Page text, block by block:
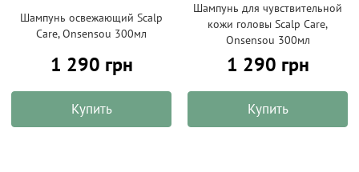
Шампунь освежающий Scalp
Care, Onsensou 300мл
1 290 грн
Купить
Шампунь для чувствительной
кожи головы Scalp Care,
Onsensou 300мл
1 290 грн
Купить